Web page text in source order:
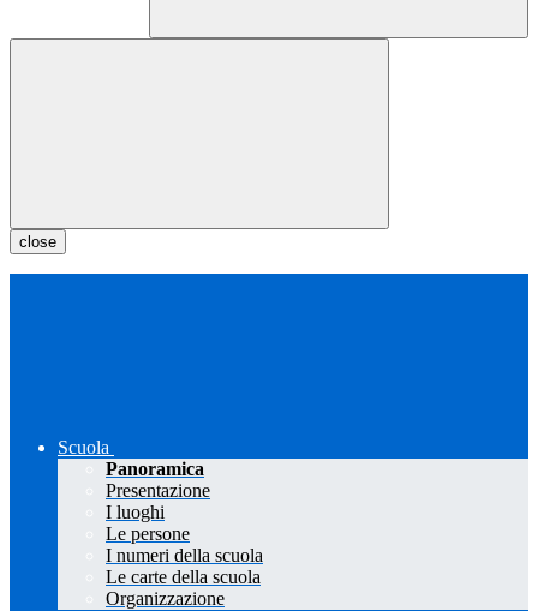
close
Scuola
Panoramica
Presentazione
I luoghi
Le persone
I numeri della scuola
Le carte della scuola
Organizzazione